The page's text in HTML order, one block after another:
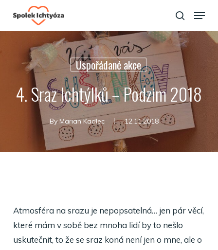
content
search
Menu
Uspořádané akce
4. Sraz Ichtýlků – Podzim 2018
By Marian Kadlec 12.11.2018
Atmosféra na srazu je nepopsatelná… jen pár věcí,
které mám v sobě bez mnoha lidí by to nešlo
uskutečnit, to že se sraz koná není jen o mne, ale o
Close